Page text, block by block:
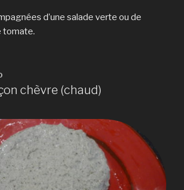
d’une salade verte ou de
tomate.
chèvre (chaud)